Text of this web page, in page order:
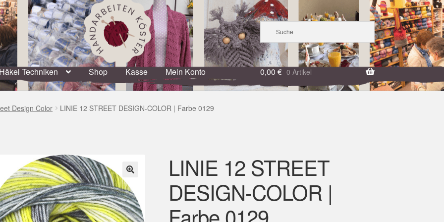
Häkel Techniken Shop Kasse Mein Konto 0,00 € 0 Artikel
Design Color LINIE 12 STREET DESIGN-COLOR | Farbe 0129
🔍
LINIE 12 STREET
DESIGN-COLOR |